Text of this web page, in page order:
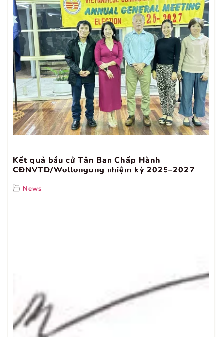
Kết quả bầu cử Tân Ban Chấp Hành
CĐNVTD/Wollongong nhiệm kỳ 2025–2027
News